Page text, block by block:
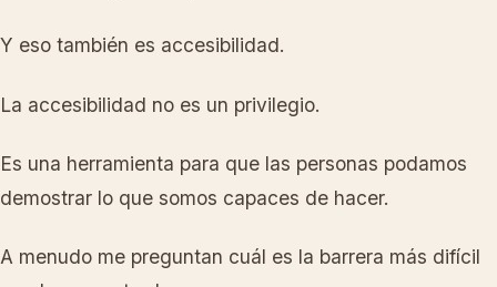
Y eso también es accesibilidad.
La accesibilidad no es un privilegio.
Es una herramienta para que las personas podamos
demostrar lo que somos capaces de hacer.
A menudo me preguntan cuál es la barrera más difícil